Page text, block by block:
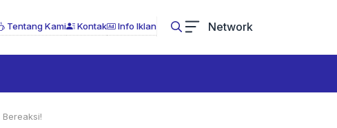
Tentang Kami Kontak Info Iklan Network